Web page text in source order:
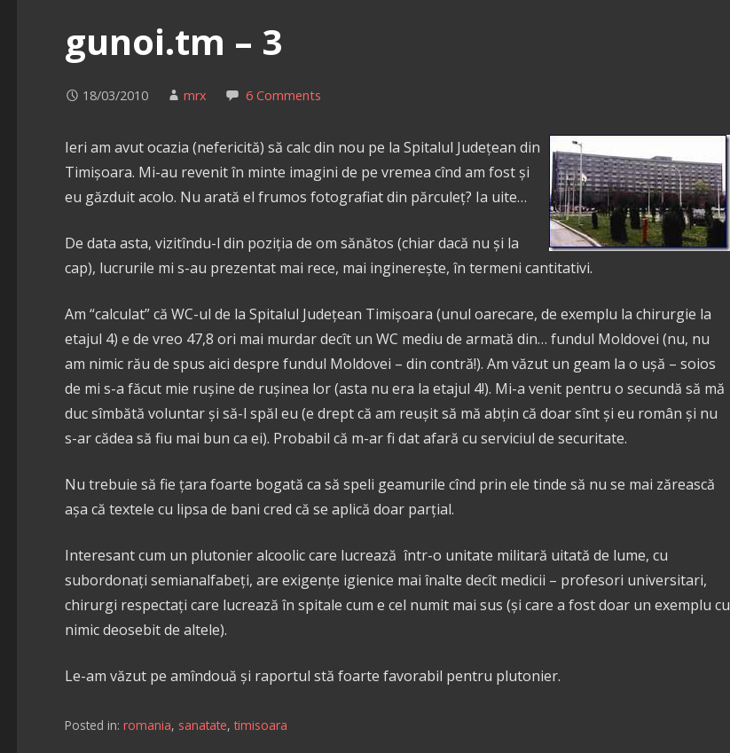
gunoi.tm – 3
18/03/2010 mrx 6 Comments
Ieri am avut ocazia (nefericită) să calc din nou pe la Spitalul Județean din
Timișoara. Mi-au revenit în minte imagini de pe vremea cînd am fost și
eu găzduit acolo. Nu arată el frumos fotografiat din părculeț? Ia uite…
De data asta, vizitîndu-l din poziția de om sănătos (chiar dacă nu și la
cap), lucrurile mi s-au prezentat mai rece, mai inginerește, în termeni cantitativi.
Am “calculat” că WC-ul de la Spitalul Județean Timișoara (unul oarecare, de exemplu la chirurgie la
etajul 4) e de vreo 47,8 ori mai murdar decît un WC mediu de armată din… fundul Moldovei (nu, nu
am nimic rău de spus aici despre fundul Moldovei – din contră!). Am văzut un geam la o ușă – soios
de mi s-a făcut mie rușine de rușinea lor (asta nu era la etajul 4!). Mi-a venit pentru o secundă să mă
duc sîmbătă voluntar și să-l spăl eu (e drept că am reușit să mă abțin că doar sînt și eu român și nu
s-ar cădea să fiu mai bun ca ei). Probabil că m-ar fi dat afară cu serviciul de securitate.
Nu trebuie să fie țara foarte bogată ca să speli geamurile cînd prin ele tinde să nu se mai zărească
așa că textele cu lipsa de bani cred că se aplică doar parțial.
Interesant cum un plutonier alcoolic care lucrează într-o unitate militară uitată de lume, cu
subordonați semianalfabeți, are exigențe igienice mai înalte decît medicii – profesori universitari,
chirurgi respectați care lucrează în spitale cum e cel numit mai sus (și care a fost doar un exemplu cu
nimic deosebit de altele).
Le-am văzut pe amîndouă și raportul stă foarte favorabil pentru plutonier.
Posted in: romania, sanatate,timisoara